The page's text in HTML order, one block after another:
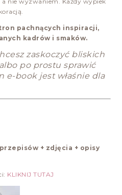
pachnących inspiracji,
kadrów i smaków.
zaskoczyć bliskich
po prostu sprawić
e-book jest właśnie dla
+ zdjęcia + opisy
KLIKNIJ TUTAJ